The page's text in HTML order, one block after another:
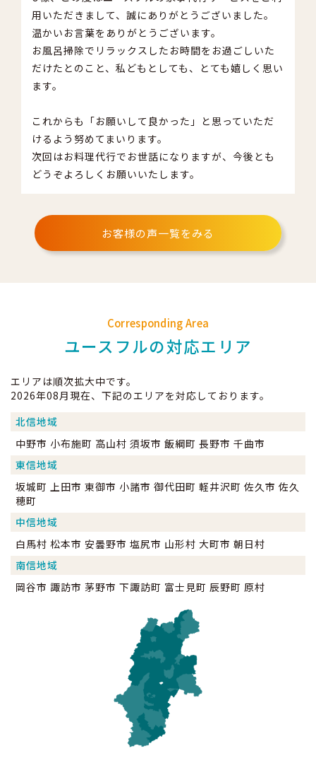
用いただきまして、誠にありがとうございました。
温かいお言葉をありがとうございます。
お風呂掃除でリラックスしたお時間をお過ごしいた
だけたとのこと、私どもとしても、とても嬉しく思い
ます。
これからも「お願いして良かった」と思っていただ
けるよう努めてまいります。
次回はお料理代行でお世話になりますが、今後とも
どうぞよろしくお願いいたします。
お客様の声一覧をみる
Corresponding Area
ユースフルの対応エリア
エリアは順次拡大中です。
2026年08月現在、下記のエリアを対応しております。
北信地域
中野市 小布施町 高山村 須坂市 飯綱町 長野市 千曲市
東信地域
坂城町 上田市 東御市 小諸市 御代田町 軽井沢町 佐久市 佐久
穂町
中信地域
白馬村 松本市 安曇野市 塩尻市 山形村 大町市 朝日村
南信地域
岡谷市 諏訪市 茅野市 下諏訪町 富士見町 辰野町 原村